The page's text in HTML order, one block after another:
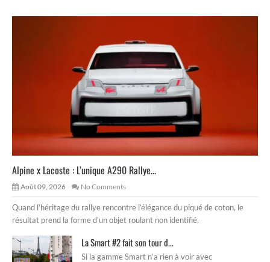
Alpine x Lacoste : L’unique A290 Rallye...
Août 09, 2026 No Comments
Quand l’héritage du rallye rencontre l’élégance du piqué de coton, le
résultat prend la forme d’un objet roulant non identifié.
La Smart #2 fait son tour d...
Si la gamme Smart n’a rien à voir avec